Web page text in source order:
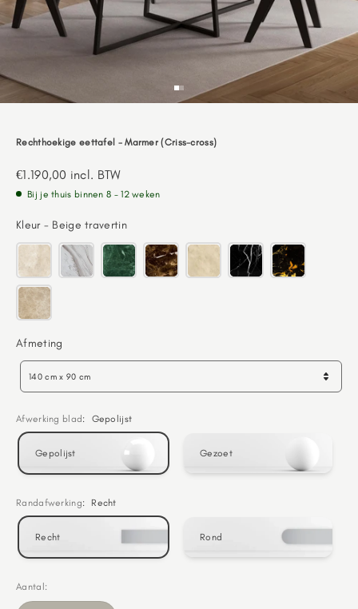
Go to item 1
Go to item 2
Rechthoekige eettafel - Marmer (Criss-cross)
Aanbiedingsprijs
€1.190,00 incl. BTW
Bij je thuis binnen 8 - 12 weken
Kleur - Beige travertinKleur
Afmeting
140 cm x 90 cm
Afwerking blad : Gepolijst
Gepolijst Gezoet
Randafwerking: Recht
Recht Rond
Aantal: